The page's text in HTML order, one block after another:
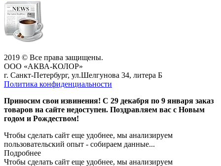
2019 © Все права защищены.
ООО «АКВА-КОЛОР»
г. Санкт-Петербург, ул.Шелгунова 34, литера Б
Политика конфиденциальности
Приносим свои извинения! С 29 декабря по 9 января заказ
товаров на сайте недоступен. Поздравляем вас с Новым
годом и Рождеством!
Чтобы сделать сайт еще удобнее, мы анализируем
пользовательский опыт - собираем данные...
Подробнее
Чтобы сделать сайт еще удобнее, мы анализируем